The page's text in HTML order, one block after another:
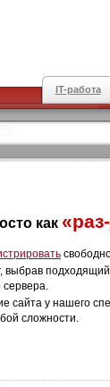
IT-работа
как
выбрав
сервера.
сайта у нашего
сложности.